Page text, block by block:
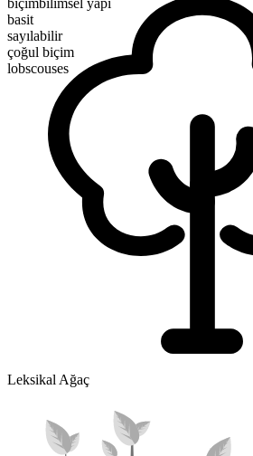
biçimbilimsel yapı
basit
sayılabilir
çoğul biçim
lobscouses
Leksikal Ağaç